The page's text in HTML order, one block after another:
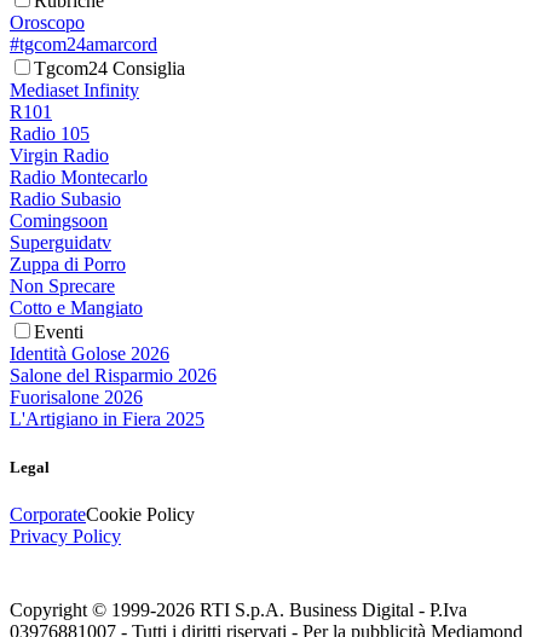
Oroscopo
#tgcom24amarcord
Tgcom24 Consiglia
Mediaset Infinity
R101
Radio 105
Virgin Radio
Radio Montecarlo
Radio Subasio
Comingsoon
Superguidatv
Zuppa di Porro
Non Sprecare
Cotto e Mangiato
Eventi
Identità Golose 2026
Salone del Risparmio 2026
Fuorisalone 2026
L'Artigiano in Fiera 2025
Legal
CorporateCookie Policy
Privacy Policy
Copyright © 1999-2026 RTI S.p.A. Business Digital - P.Iva
03976881007 - Tutti i diritti riservati - Per la pubblicità Mediamond